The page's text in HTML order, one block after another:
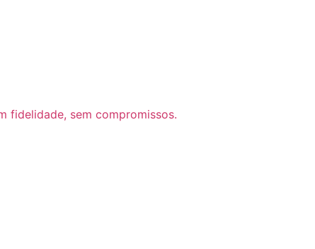
fidelidade, sem compromissos.